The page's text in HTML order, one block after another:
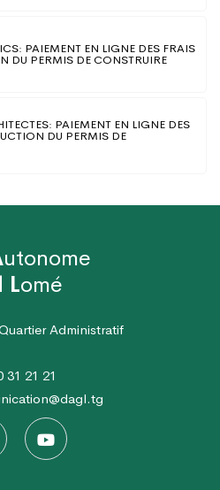
PAIEMENT EN LIGNE DES FRAIS
DU PERMIS DE CONSTRUIRE
PAIEMENT EN LIGNE DES
DU PERMIS DE
utonome
Lomé
Administratif
31 21 21